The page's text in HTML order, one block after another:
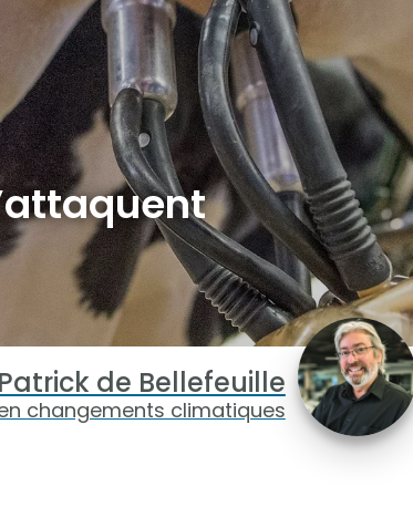
Patrick de Bellefeuille
changements climatiques